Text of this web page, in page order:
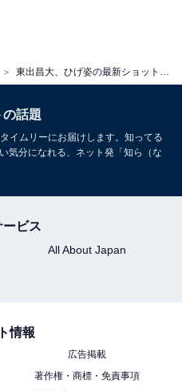
話題
イムリーにお届けします。知ってる
気分になれる、ネット発「知ら（な
ービス
All About Japan
情報
広告掲載
著作権・商標・免責事項